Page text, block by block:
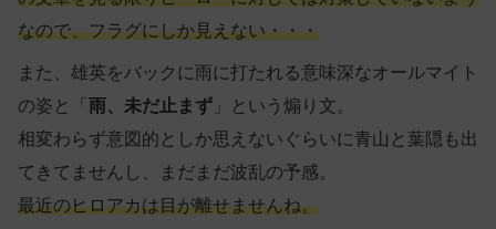
なので、フラグにしか見えない・・・
また、雄英をバックに雨に打たれる意味深なオールマイト
の姿と「 雨、未だ止まず 」という煽り文。
相変わらず意図的としか思えないぐらいに青山と葉隠も出
てきてませんし、まだまだ波乱の予感。
最近のヒロアカは目が離せませんね。